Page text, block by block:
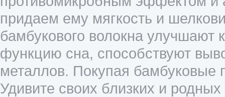
придаем ему мягкость и
бамбукового волокна
функцию сна, способствуют
металлов. Покупая
Удивите своих близких и